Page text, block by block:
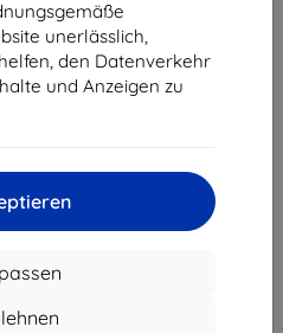
unerlässlich,
den Datenverkehr
und Anzeigen zu
1